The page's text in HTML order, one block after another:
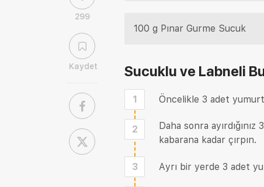
299
Kaydet
100 g Pınar Gurme Sucuk
Sucuklu ve Labneli
1 Öncelikle 3 adet
2
Daha sonra
kabarana kadar çırpın.
3 Ayrı bir yerde 3 adet